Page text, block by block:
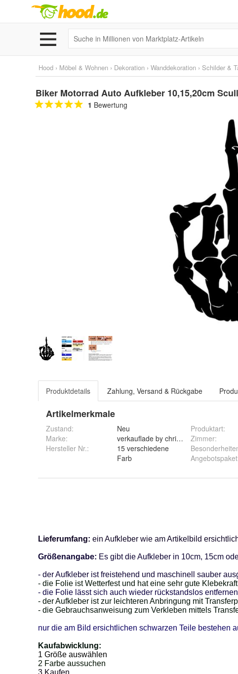
Hood › Möbel & Wohnen › Dekoration › Wanddekoration › Schilder &
Biker Motorrad Auto Aufkleber 10,15,20cm
1 Bewertung
Produktdetails Zahlung, Versand & Rückgabe
Artikelmerkmale
Zustand:
Neu
Marke:
verkauflade by chrissu
Hersteller Nr.:
15 verschiedene
Farb
Produktart:
Zimmer:
Angebotspaket